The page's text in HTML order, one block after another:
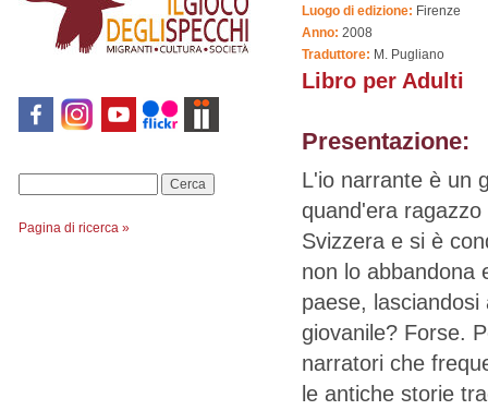
Pagina di ricerca »
Luogo di edizione: Firenze
Anno: 2008
Traduttore: M. Pugliano
Libro per Adulti
Presentazione:
L'io narrante è un
quand'era
Svizzera e si è
non lo abbandona
paese,
giovanile? Forse.
narratori che
le antiche storie